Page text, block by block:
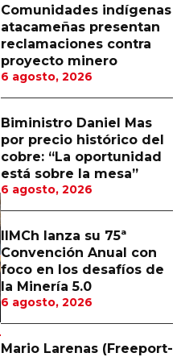
Comunidades indígenas
atacameñas presentan
reclamaciones contra
proyecto minero
6 agosto, 2026
Biministro Daniel Mas
por precio histórico del
cobre: “La oportunidad
está sobre la mesa”
6 agosto, 2026
IIMCh lanza su 75ª
Convención Anual con
foco en los desafíos de
la Minería 5.0
6 agosto, 2026
Mario Larenas (Freeport-